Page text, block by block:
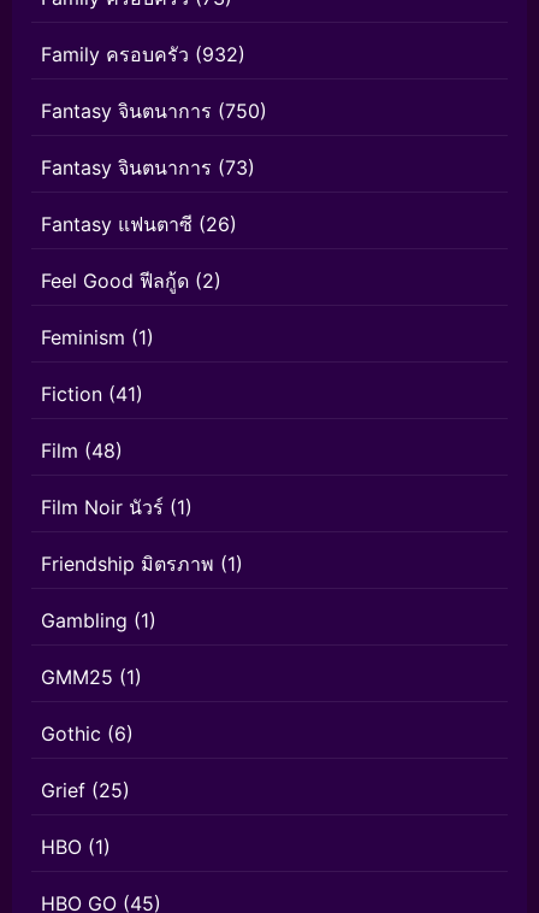
Family ครอบครัว (932)
Fantasy จินตนาการ (750)
Fantasy จินตนาการ (73)
Fantasy แฟนตาซี (26)
Feel Good ฟีลกู้ด (2)
Feminism (1)
Fiction (41)
Film (48)
Film Noir นัวร์ (1)
Friendship มิตรภาพ (1)
Gambling (1)
GMM25 (1)
Gothic (6)
Grief (25)
HBO (1)
HBO GO (45)